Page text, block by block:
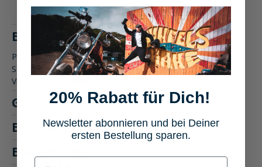
Beschreibung
Produktbeschreibung: Spirit Motors Vintage Reißverschluß-
Schlüsseltasche Motorradbekleidung Die Spirit Motors
Vintage Reißv…
Größentabelle
Eigenschaften
Bewertungen
20% Rabatt für Dich!
Newsletter abonnieren und bei Deiner
ersten Bestellung sparen.
E-mail